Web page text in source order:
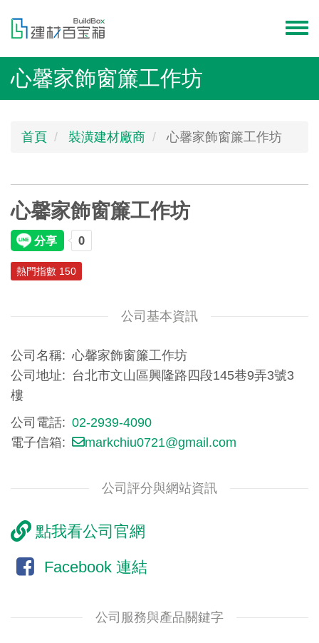
menu
心馨家飾窗簾工作坊
首頁 裝潢建材廠商 心馨家飾窗簾工作坊
心馨家飾窗簾工作坊
熱門指數 150
公司基本資訊
公司名稱
心馨家飾窗簾工作坊
公司地址
台北市文山區興隆路四段145巷9弄3號3
樓
公司電話
02-2939-4090
電子信箱
markchiu0721@gmail.com
公司評分與網站資訊
點我看公司官網
Facebook 連結
公司服務與產品關鍵字